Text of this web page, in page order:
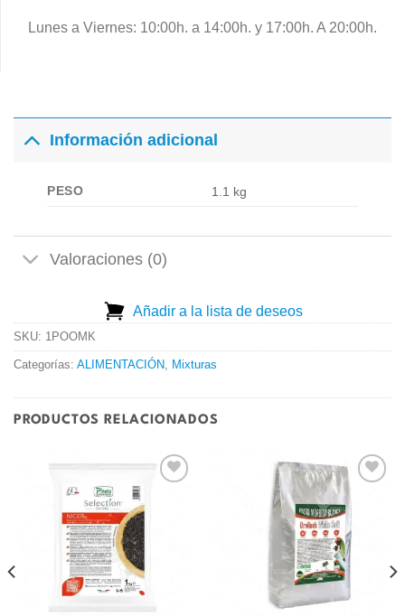
Lunes a Viernes: 10:00h. a 14:00h. y 17:00h. A 20:00h.
Información adicional
PESO 1.1 kg
Valoraciones (0)
Añadir a la lista de deseos
SKU: 1POOMK
Categorías: ALIMENTACIÓN Mixturas
PRODUCTOS RELACIONADOS
Añadir
lista de
deseos